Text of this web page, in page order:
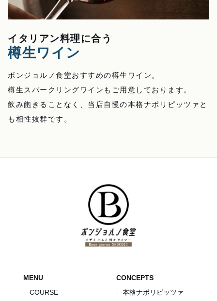
イタリアン料理に合う
樽生ワイン
ボンジョルノ食堂おすすめの樽生ワイン。
樽生スパークリングワインもご用意しております。
飲み飽きることなく、当店自慢の本格ナポリピッツァと
も相性抜群です。
MENU
COURSE
CONCEPTS
本格ナポリピッツァ